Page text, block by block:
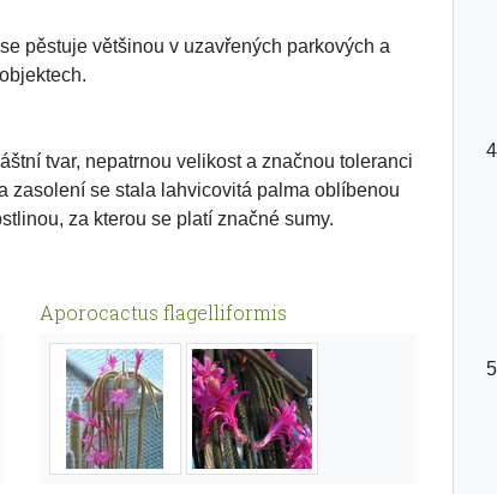
pěstuje většinou v uzavřených parkových a
tvar, nepatrnou velikost a značnou toleranci
zasolení se stala lahvicovitá palma oblíbenou
za kterou se platí značné sumy.
Aporocactus flagelliformis